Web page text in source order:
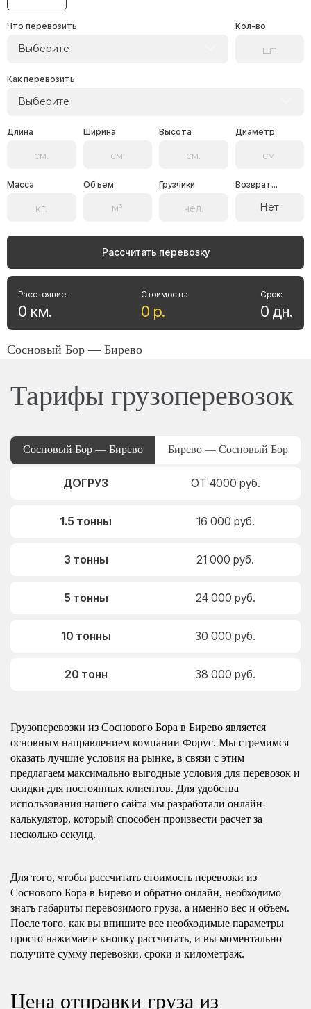
Что перевозить
Выберите
Кол-во
Как перевозить
Выберите
Длина Ширина Высота Диаметр
Масса Объем Грузчики Возврат...
Нет
Рассчитать перевозку
Стоимость:
0 р.
Расстояние:
0 км.
Срок:
0 дн.
Сосновый Бор — Бирево
Тарифы грузоперевозок
Сосновый Бор — Бирево Бирево — Сосновый Бор
ДОГРУЗ ОТ 4000 руб.
1.5 тонны 16 000 руб.
3 тонны 21 000 руб.
5 тонны 24 000 руб.
10 тонны 30 000 руб.
20 тонн 38 000 руб.
Грузоперевозки из Соснового Бора в Бирево является
основным направлением компании Форус. Мы стремимся
оказать лучшие условия на рынке, в связи с этим
предлагаем максимально выгодные условия для перевозок и
скидки для постоянных клиентов. Для удобства
использования нашего сайта мы разработали онлайн-
калькулятор, который способен произвести расчет за
несколько секунд.
Для того, чтобы рассчитать стоимость перевозки из
Соснового Бора в Бирево и обратно онлайн, необходимо
знать габариты перевозимого груза, а именно вес и объем.
После того, как вы впишите все необходимые параметры
просто нажимаете кнопку рассчитать, и вы моментально
получите сумму перевозки, сроки и километраж.
Цена отправки груза из